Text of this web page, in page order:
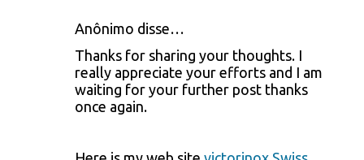
Anônimo disse…
Thanks for sharing your thoughts. I
really appreciate your efforts and I am
waiting for your further post thanks
once again.